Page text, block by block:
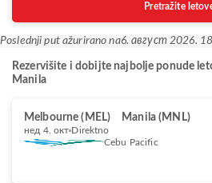
Pretražite
Poslednji put ažurirano na6. август 2026.
Rezervišite i dobijte najbolje ponude
Manila
Melbourne (MEL) Manila (MNL)
нед 4. окт Direktno
Cebu Pacific